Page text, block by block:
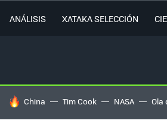
ANÁLISIS XATAKA SELECCIÓN
HOY SE HABLA DE
China Tim Cook NASA Ola